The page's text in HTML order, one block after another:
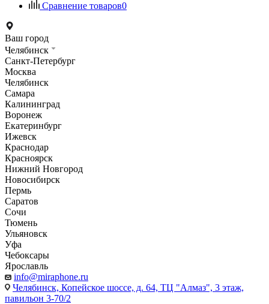
Сравнение товаров0
Ваш город
Челябинск
Санкт-Петербург
Москва
Челябинск
Самара
Калининград
Воронеж
Екатеринбург
Ижевск
Краснодар
Красноярск
Нижний Новгород
Новосибирск
Пермь
Саратов
Сочи
Тюмень
Ульяновск
Уфа
Чебоксары
Ярославль
info@miraphone.ru
Челябинск, Копейское шоссе, д. 64, ТЦ "Алмаз", 3 этаж,
павильон 3-70/2